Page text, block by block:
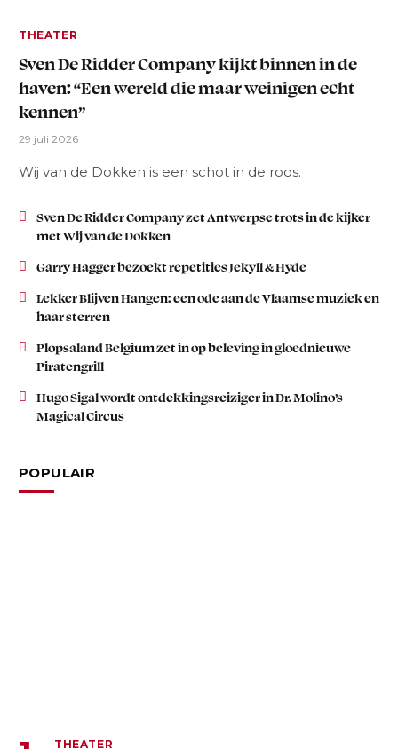
THEATER
Sven De Ridder Company kijkt binnen in de
haven: “Een wereld die maar weinigen echt
kennen”
29 juli 2026
Wij van de Dokken is een schot in de roos.
Sven De Ridder Company zet Antwerpse trots in de kijker
met Wij van de Dokken
Garry Hagger bezoekt repetities Jekyll & Hyde
Lekker Blijven Hangen: een ode aan de Vlaamse muziek en
haar sterren
Plopsaland Belgium zet in op beleving in gloednieuwe
Piratengrill
Hugo Sigal wordt ontdekkingsreiziger in Dr. Molino’s
Magical Circus
POPULAIR
THEATER